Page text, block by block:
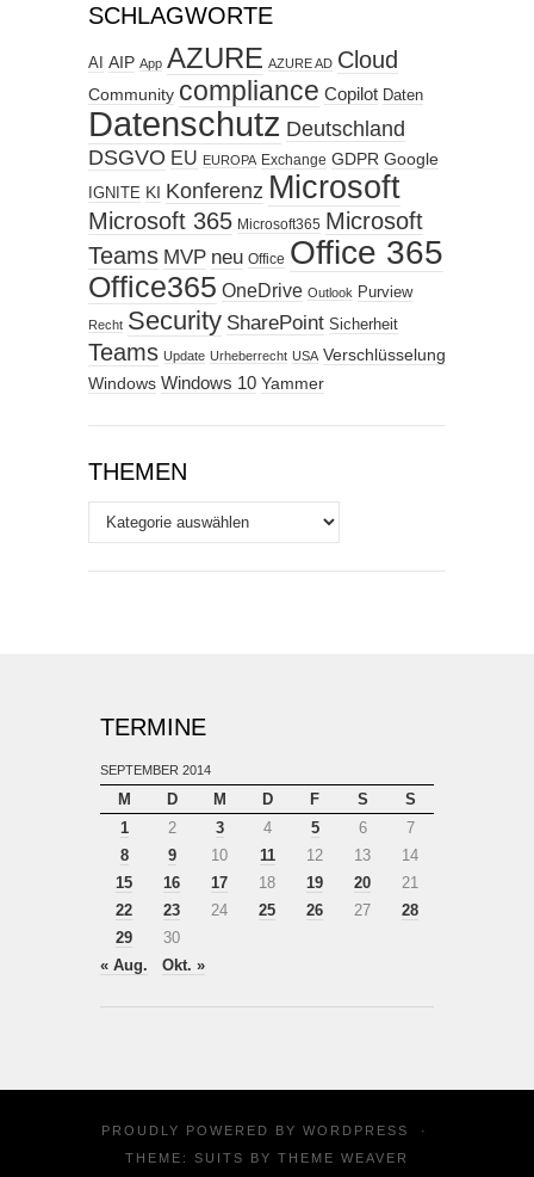
SCHLAGWORTE
AI AIP App AZURE AZURE AD Cloud
Community compliance Copilot Daten
Datenschutz Deutschland
DSGVO EU EUROPA Exchange GDPR Google
IGNITE KI Konferenz Microsoft
Microsoft 365 Microsoft365 Microsoft
Teams MVP neu Office Office 365
Office365 OneDrive Outlook Purview
Recht Security SharePoint Sicherheit
Teams Update Urheberrecht USA Verschlüsselung
Windows Windows 10 Yammer
THEMEN
Themen
TERMINE
SEPTEMBER 2014
M D M D F S
S
1
2 3 4 5 6
7
8
9 10 11 12 13
14
15
16 17 18 19 20
21
22
23 24 25 26 27
28
29
30
« Aug.
Okt. »
PROUDLY POWERED BY WORDPRESS
·
THEME: SUITS BY THEME WEAVER